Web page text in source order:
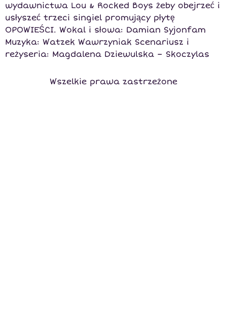
wydawnictwa Lou & Rocked Boys żeby obejrzeć i
usłyszeć trzeci singiel promujący płytę
OPOWIEŚCI. Wokal i słowa: Damian Syjonfam
Muzyka: Watzek Wawrzyniak Scenariusz i
reżyseria: Magdalena Dziewulska – Skoczylas
Wszelkie prawa zastrzeżone